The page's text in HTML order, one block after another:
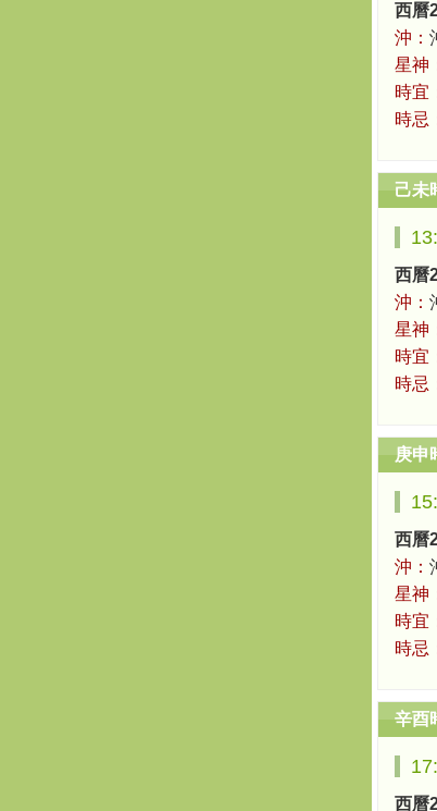
西曆
沖：
星神
時宜
時忌
己未
西曆
沖：
星神
時宜
時忌
庚申
西曆
沖：
星神
時宜
時忌
辛酉
西曆